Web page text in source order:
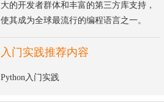
大的开发者群体和丰富的第三方库支持，
使其成为全球最流行的编程语言之一。
入门实践推荐内容
Python入门实践